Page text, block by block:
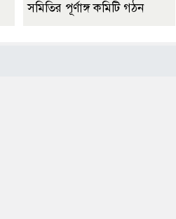
সমিতির পূর্ণাঙ্গ কমিটি গঠন